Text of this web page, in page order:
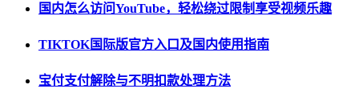
国内怎么访问YouTube，轻松绕过限制享受视频乐趣
TIKTOK国际版官方入口及国内使用指南
宝付支付解除与不明扣款处理方法